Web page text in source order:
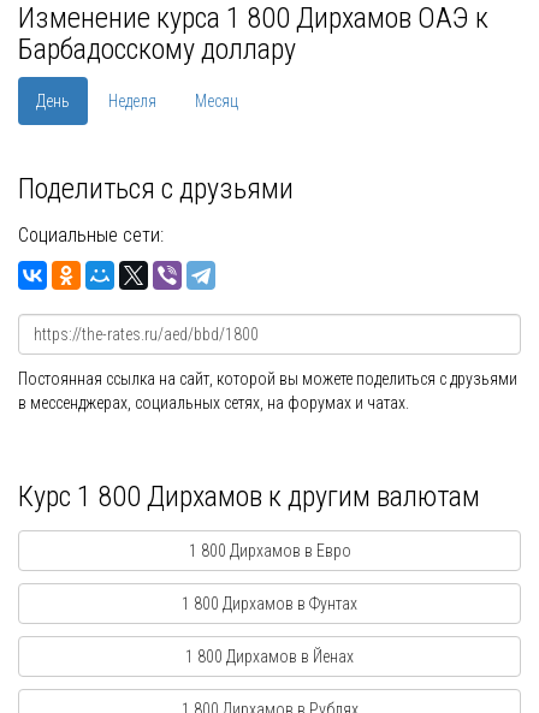
Изменение курса 1 800 Дирхамов ОАЭ к
Барбадосскому доллару
День Неделя Месяц
Поделиться с друзьями
Социальные сети:
Постоянная ссылка на сайт, которой вы можете поделиться с друзьями
в мессенджерах, социальных сетях, на форумах и чатах.
Курс 1 800 Дирхамов к другим валютам
1 800 Дирхамов в Евро
1 800 Дирхамов в Фунтах
1 800 Дирхамов в Йенах